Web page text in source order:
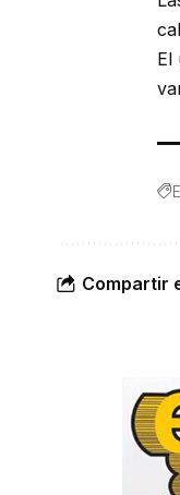
El
Compartir